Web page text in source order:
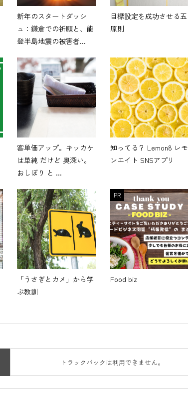
新年のスタートダッシ
ュ：鎌倉での祈願と、能
登半島地震の被害者...
目標設定を成功させる五
原則
客単価アップ。キッカケ
は単純 だけど 奥深い。
おしぼり と ...
知ってる？ Lemon8 レモ
ンエイト SNSアプリ
「うさぎとカメ」から学
ぶ教訓
PR
Food biz
トラックバックは利用できません。